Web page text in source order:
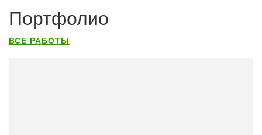
Портфолио
ВСЕ РАБОТЫ